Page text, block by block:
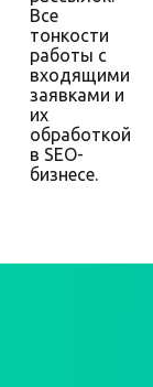
Все
тонкости
работы с
входящими
заявками и
их
обработкой
в SEO-
бизнесе.